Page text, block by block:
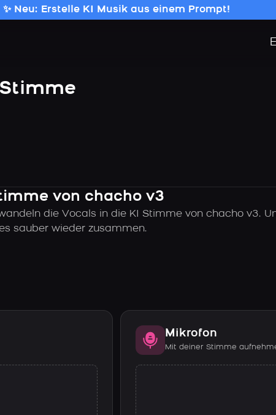
✨ Neu: Erstelle KI Musik aus einem Prompt!
von chacho v3
die Vocals in die KI Stimme von chacho v3.
sauber wieder zusammen.
Mikrofon
Mit deiner Stimme